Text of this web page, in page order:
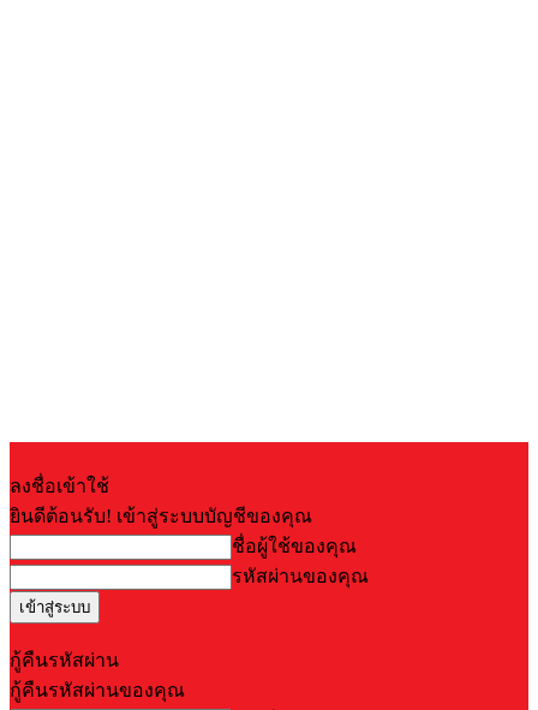
ลงชื่อเข้าใช้
ยินดีต้อนรับ! เข้าสู่ระบบบัญชีของคุณ
ชื่อผู้ใช้ของคุณ
รหัสผ่านของคุณ
กู้คืนรหัสผ่าน
กู้คืนรหัสผ่านของคุณ